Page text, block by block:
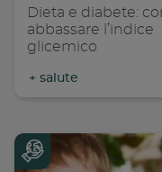
Dieta e diabete:
abbassare l’indice
glicemico
+ salute